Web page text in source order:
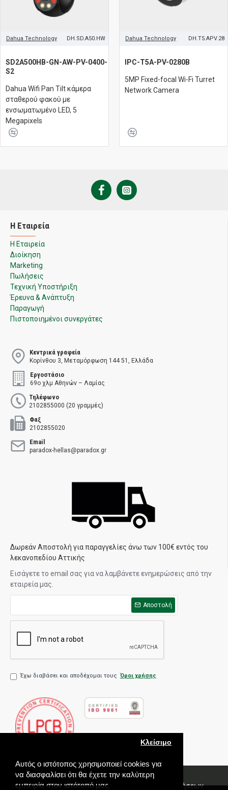
Αυτός ο ιστότοπος χρησιμοποιεί cookies για
να διασφαλίσει ότι θα έχετε την καλύτερη
εμπειρία στον ιστότοπό μας.
Κλείσιμο
Dahua Technology DH.SD.A50.HW
SD2A500HB-GN-AW-PV-0400-
S2
Dahua Wifi Pan Tilt κάμερα
σταθερού φακού με
ενσωματωμένο LED, 5
Megapixels
Dahua Technology DH.T5.APV.28
IPC-T5A-PV-0280B
5MP Fixed-focal Wi-Fi Turret
Network Camera
Η Εταιρεία
Η Εταιρεία
Διοίκηση
Marketing
Πωλήσεις
Τεχνική Υποστήριξη
Έρευνα & Ανάπτυξη
Παραγωγή
Πιστοποιημένοι συνεργάτες
Κεντρικά γραφεία
Κορίνθου 3, Μεταμόρφωση 144 51, Ελλάδα
Εργοστάσιο
69ο χλμ Αθηνών – Λαμίας
Τηλέφωνο
2102855000 (20 γραμμές)
Φαξ
2102855020
Email
paradox-hellas@paradox.gr
Δωρεάν Αποστολή για παραγγελίες άνω των 100€ εντός του
λεκανοπεδίου Αττικής
Εισάγετε το email σας για να λαμβάνετε ενημερώσεις από την
εταιρεία μας.
Αποστολή
Έχω διαβάσει και αποδέχομαι τους Όροι χρήσης
Πολιτική Ποιότητας Όροι χρήσης Πολιτική Πωλήσεων